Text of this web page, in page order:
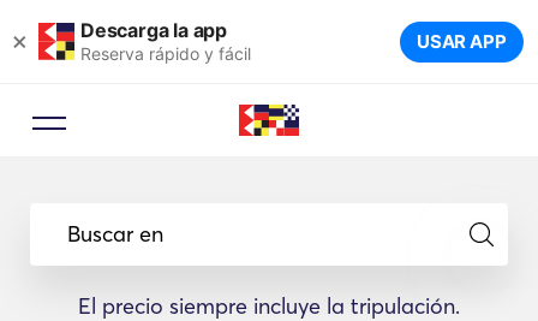
× Descarga la app
Reserva rápido y fácil USAR APP
Buscar en
El precio siempre incluye la tripulación.